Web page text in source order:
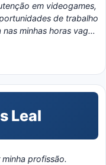
em videogames,
de trabalho
minhas horas vagas
por temas e matérias,
certo!
profissão.